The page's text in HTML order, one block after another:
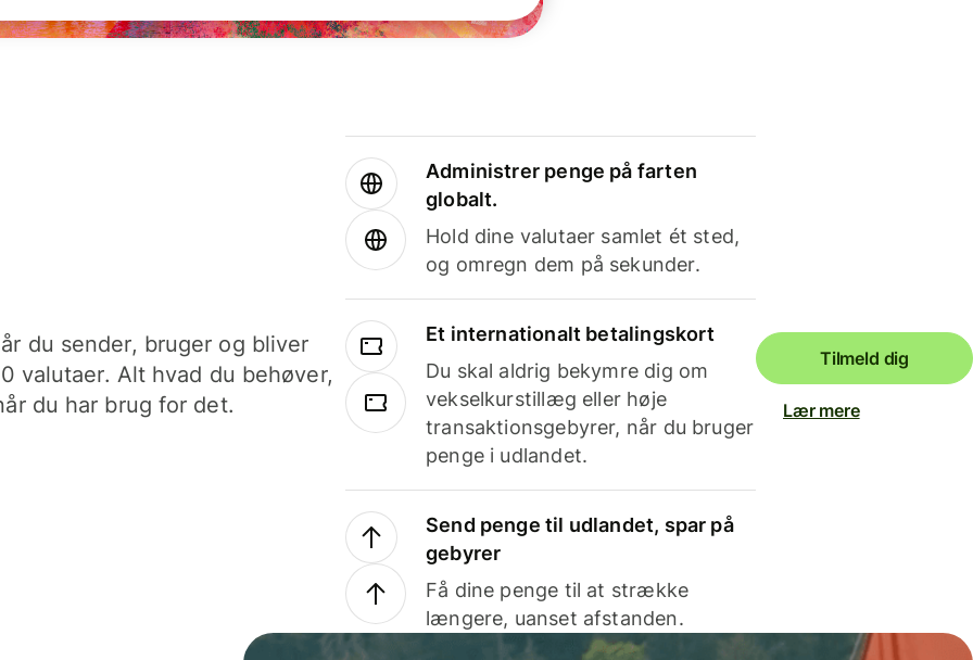
du sender, bruger og bliver
valutaer. Alt hvad du behøver,
du har brug for det.
Administrer penge på farten
globalt.
Hold dine valutaer samlet ét sted,
og omregn dem på sekunder.
Et internationalt betalingskort
Du skal aldrig bekymre dig om
vekselkurstillæg eller høje
transaktionsgebyrer, når du bruger
penge i udlandet.
Send penge til udlandet, spar på
gebyrer
Få dine penge til at strække
længere, uanset afstanden.
Tilmeld dig
Lær mere